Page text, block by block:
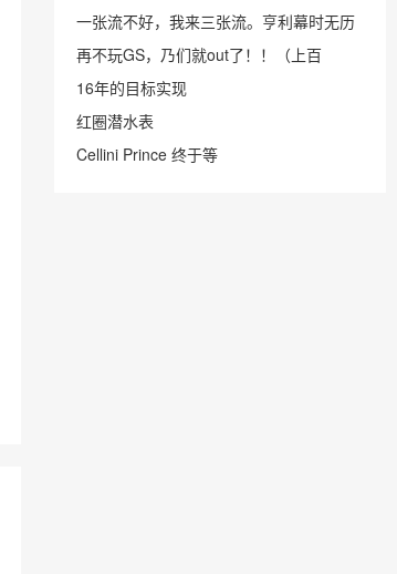
一张流不好，我来三张流。亨利幕时无历
再不玩GS，乃们就out了！！（上百
16年的目标实现
红圈潜水表
Cellini Prince 终于等